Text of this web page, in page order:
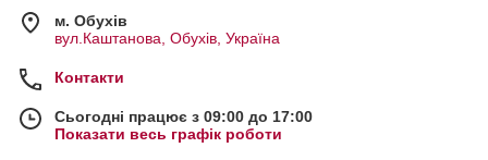
м. Обухів
вул.Каштанова, Обухів, Україна
Контакти
Сьогодні працює з 09:00 до 17:00
Показати весь графік роботи